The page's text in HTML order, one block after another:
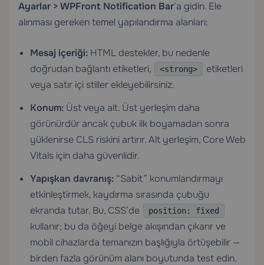
Ayarlar > WPFront Notification Bar‘a gidin. Ele
alınması gereken temel yapılandırma alanları:
Mesaj içeriği: HTML destekler, bu nedenle
doğrudan bağlantı etiketleri,
<strong>
etiketleri
veya satır içi stiller ekleyebilirsiniz.
Konum: Üst veya alt. Üst yerleşim daha
görünürdür ancak çubuk ilk boyamadan sonra
yüklenirse CLS riskini artırır. Alt yerleşim, Core Web
Vitals için daha güvenlidir.
Yapışkan davranış: “Sabit” konumlandırmayı
etkinleştirmek, kaydırma sırasında çubuğu
ekranda tutar. Bu, CSS’de
position: fixed
kullanır; bu da öğeyi belge akışından çıkarır ve
mobil cihazlarda temanızın başlığıyla örtüşebilir —
birden fazla görünüm alanı boyutunda test edin.